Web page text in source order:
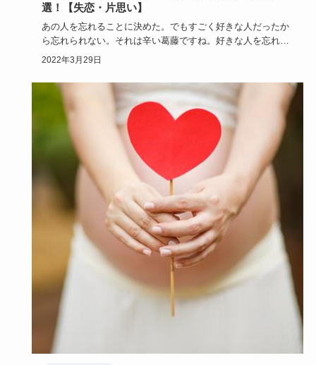
選！【失恋・片思い】
あの人を忘れることに決めた。でもすごく好きな人だったか
ら忘れられない。それは辛い葛藤ですね。好きな人を忘れる
方法、試してみ…
2022年3月29日